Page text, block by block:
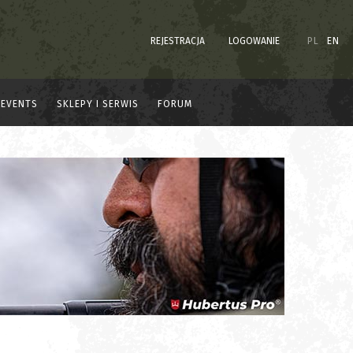
REJESTRACJA LOGOWANIE PL EN
EVENTS SKLEPY I SERWIS FORUM